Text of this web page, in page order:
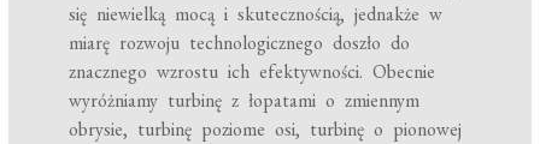
się niewielką mocą i skutecznością, jednakże w
miarę rozwoju technologicznego doszło do
znacznego wzrostu ich efektywności. Obecnie
wyróżniamy turbinę z łopatami o zmiennym
obrysie, turbinę poziome osi, turbinę o pionowej